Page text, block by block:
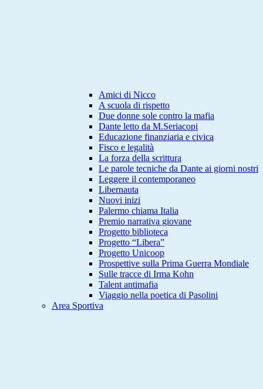
Amici di Nicco
A scuola di rispetto
Due donne sole contro la mafia
Dante letto da M.Seriacopi
Educazione finanziaria e civica
Fisco e legalità
La forza della scrittura
Le parole tecniche da Dante ai giorni nostri
Leggere il contemporaneo
Libernauta
Nuovi inizi
Palermo chiama Italia
Premio narrativa giovane
Progetto biblioteca
Progetto “Libera”
Progetto Unicoop
Prospettive sulla Prima Guerra Mondiale
Sulle tracce di Irma Kohn
Talent antimafia
Viaggio nella poetica di Pasolini
Area Sportiva